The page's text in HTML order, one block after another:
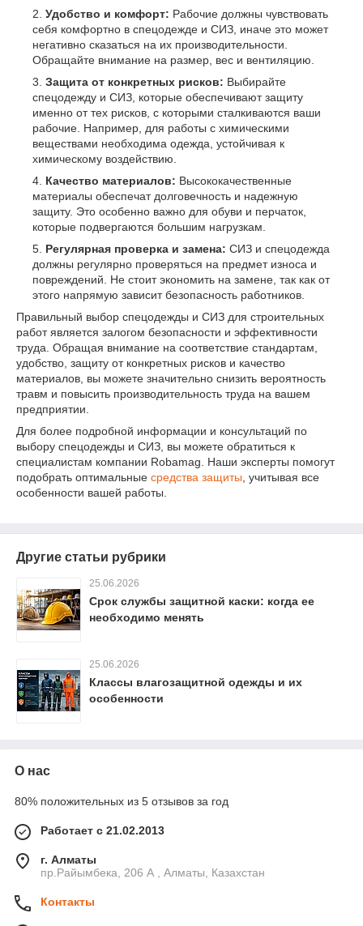
Удобство и комфорт: Рабочие должны чувствовать
себя комфортно в спецодежде и СИЗ, иначе это может
негативно сказаться на их производительности.
Обращайте внимание на размер, вес и вентиляцию.
Защита от конкретных рисков: Выбирайте
спецодежду и СИЗ, которые обеспечивают защиту
именно от тех рисков, с которыми сталкиваются ваши
рабочие. Например, для работы с химическими
веществами необходима одежда, устойчивая к
химическому воздействию.
Качество материалов: Высококачественные
материалы обеспечат долговечность и надежную
защиту. Это особенно важно для обуви и перчаток,
которые подвергаются большим нагрузкам.
Регулярная проверка и замена: СИЗ и спецодежда
должны регулярно проверяться на предмет износа и
повреждений. Не стоит экономить на замене, так как от
этого напрямую зависит безопасность работников.
Правильный выбор спецодежды и СИЗ для строительных
работ является залогом безопасности и эффективности
труда. Обращая внимание на соответствие стандартам,
удобство, защиту от конкретных рисков и качество
материалов, вы можете значительно снизить вероятность
травм и повысить производительность труда на вашем
предприятии.
Для более подробной информации и консультаций по
выбору спецодежды и СИЗ, вы можете обратиться к
специалистам компании Robamag. Наши эксперты помогут
подобрать оптимальные средства защиты , учитывая все
особенности вашей работы.
Другие статьи рубрики
25.06.2026
Срок службы защитной каски: когда ее
необходимо менять
25.06.2026
Классы влагозащитной одежды и их
особенности
О нас
80% положительных из 5 отзывов за год
Работает с 21.02.2013
г. Алматы
пр.Райымбека, 206 А , Алматы, Казахстан
Контакты